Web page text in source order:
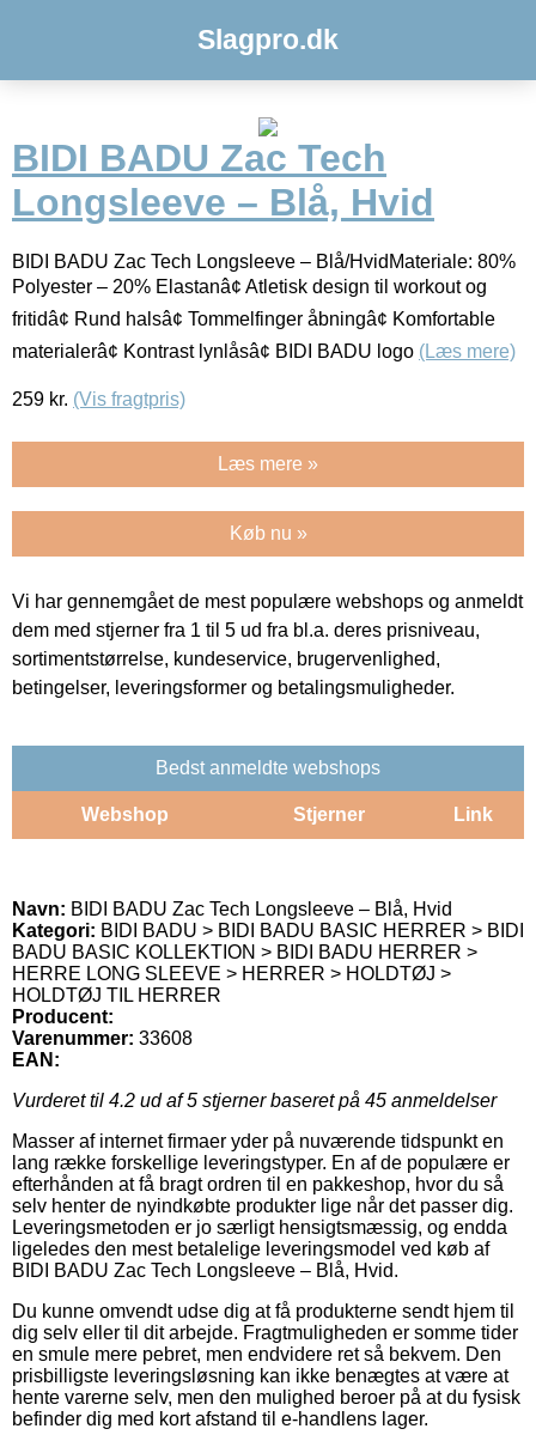
Slagpro.dk
BIDI BADU Zac Tech
Longsleeve – Blå, Hvid
BIDI BADU Zac Tech Longsleeve – Blå/HvidMateriale: 80%
Polyester – 20% Elastanâ¢ Atletisk design til workout og
fritidâ¢ Rund halsâ¢ Tommelfinger åbningâ¢ Komfortable
materialerâ¢ Kontrast lynlåsâ¢ BIDI BADU logo (Læs mere)
259 kr. (Vis fragtpris)
Læs mere »
Køb nu »
Vi har gennemgået de mest populære webshops og anmeldt
dem med stjerner fra 1 til 5 ud fra bl.a. deres prisniveau,
sortimentstørrelse, kundeservice, brugervenlighed,
betingelser, leveringsformer og betalingsmuligheder.
Bedst anmeldte webshops
Webshop Stjerner Link
Navn: BIDI BADU Zac Tech Longsleeve – Blå, Hvid
Kategori: BIDI BADU > BIDI BADU BASIC HERRER > BIDI
BADU BASIC KOLLEKTION > BIDI BADU HERRER >
HERRE LONG SLEEVE > HERRER > HOLDTØJ >
HOLDTØJ TIL HERRER
Producent:
Varenummer: 33608
EAN:
Vurderet til 4.2 ud af 5 stjerner baseret på 45 anmeldelser
Masser af internet firmaer yder på nuværende tidspunkt en
lang række forskellige leveringstyper. En af de populære er
efterhånden at få bragt ordren til en pakkeshop, hvor du så
selv henter de nyindkøbte produkter lige når det passer dig.
Leveringsmetoden er jo særligt hensigtsmæssig, og endda
ligeledes den mest betalelige leveringsmodel ved køb af
BIDI BADU Zac Tech Longsleeve – Blå, Hvid.
Du kunne omvendt udse dig at få produkterne sendt hjem til
dig selv eller til dit arbejde. Fragtmuligheden er somme tider
en smule mere pebret, men endvidere ret så bekvem. Den
prisbilligste leveringsløsning kan ikke benægtes at være at
hente varerne selv, men den mulighed beroer på at du fysisk
befinder dig med kort afstand til e-handlens lager.